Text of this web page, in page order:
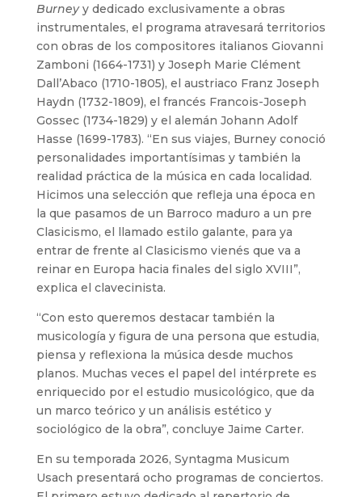
Burneyy dedicado exclusivamente a obras
instrumentales, el programa atravesará territorios
con obras de los compositores italianos Giovanni
Zamboni (1664-1731) y Joseph Marie Clément
Dall’Abaco (1710-1805), el austriaco Franz Joseph
Haydn (1732-1809), el francés Francois-Joseph
Gossec (1734-1829) y el alemán Johann Adolf
Hasse (1699-1783). “En sus viajes, Burney conoció
personalidades importantísimas y también la
realidad práctica de la música en cada localidad.
Hicimos una selección que refleja una época en
la que pasamos de un Barroco maduro a un pre
Clasicismo, el llamado estilo galante, para ya
entrar de frente al Clasicismo vienés que va a
reinar en Europa hacia finales del siglo XVIII”,
explica el clavecinista.
“Con esto queremos destacar también la
musicología y figura de una persona que estudia,
piensa y reflexiona la música desde muchos
planos. Muchas veces el papel del intérprete es
enriquecido por el estudio musicológico, que da
un marco teórico y un análisis estético y
sociológico de la obra”, concluye Jaime Carter.
En su temporada 2026, Syntagma Musicum
Usach presentará ocho programas de conciertos.